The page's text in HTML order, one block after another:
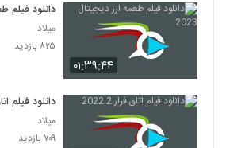
۰۱:۳۹:۴۴
دانلود فیلم
میلاد
۸۲۵ بازدید
دانلود فیلم اتاق
میلاد
۷۰۹ بازدید